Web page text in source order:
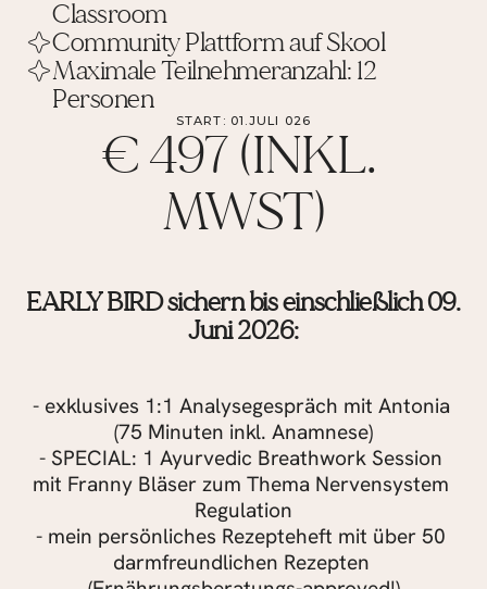
Classroom
Community Plattform auf Skool
Maximale Teilnehmeranzahl: 12
Personen
START: 01.JULI 026
€ 497 (INKL.
MWST)
EARLY BIRD sichern bis einschließlich 09.
Juni 2026:
- exklusives 1:1 Analysegespräch mit Antonia
(75 Minuten inkl. Anamnese)
- SPECIAL: 1 Ayurvedic Breathwork Session
mit Franny Bläser zum Thema Nervensystem
Regulation
- mein persönliches Rezepteheft mit über 50
darmfreundlichen Rezepten